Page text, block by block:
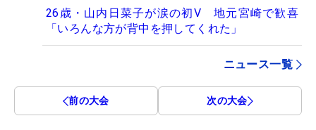
26歳・山内日菜子が涙の初V 地元宮崎で歓喜
「いろんな方が背中を押してくれた」
ニュース一覧
前の大会 次の大会